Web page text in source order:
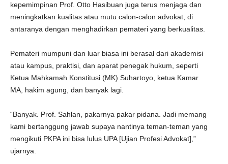
kepemimpinan Prof. Otto Hasibuan juga terus menjaga dan
meningkatkan kualitas atau mutu calon-calon advokat, di
antaranya dengan menghadirkan pemateri yang berkualitas.
Pemateri mumpuni dan luar biasa ini berasal dari akademisi
atau kampus, praktisi, dan aparat penegak hukum, seperti
Ketua Mahkamah Konstitusi (MK) Suhartoyo, ketua Kamar
MA, hakim agung, dan banyak lagi.
“Banyak. Prof. Sahlan, pakarnya pakar pidana. Jadi memang
kami bertanggung jawab supaya nantinya teman-teman yang
mengikuti PKPA ini bisa lulus UPA [Ujian Profesi Advokat],”
ujarnya.